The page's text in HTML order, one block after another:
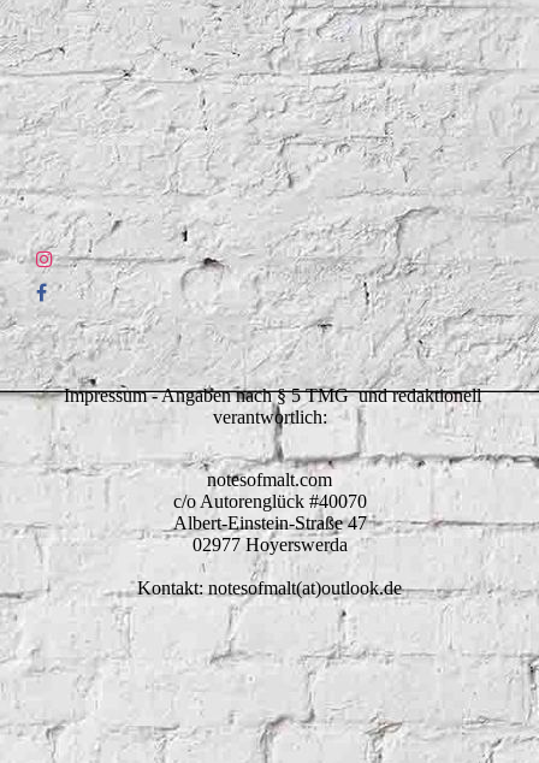
Impressum - Angaben nach § 5 TMG und redaktionell
verantwortlich:
notesofmalt.com
c/o Autorenglück #40070
Albert-Einstein-Straße 47
02977 Hoyerswerda
Kontakt: notesofmalt(at)outlook.de